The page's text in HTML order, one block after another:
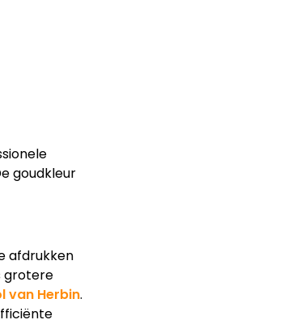
goudkleur
afdrukken
grotere
van Herbin.